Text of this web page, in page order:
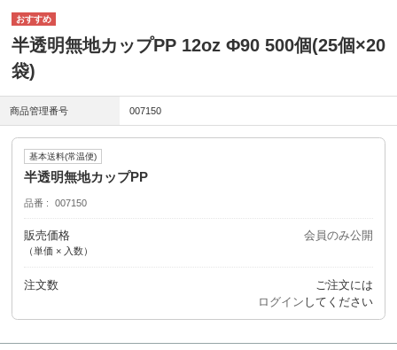
半透明無地カップPP 12oz Φ90 500個(25個×20
袋)
商品管理番号 007150
基本送料(常温便)
半透明無地カップPP
品番 007150
販売価格
（単価 × 入数）
会員のみ公開
注文数
ご注文には
ログイン してください